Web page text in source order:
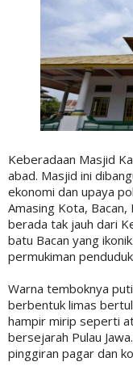
Keberadaan Masjid
abad. Masjid ini
ekonomi dan upaya
Amasing Kota, Bacan,
berada tak jauh dari
batu Bacan yang
permukiman
Warna temboknya
berbentuk limas
hampir mirip seperti
bersejarah Pulau
pinggiran pagar dan